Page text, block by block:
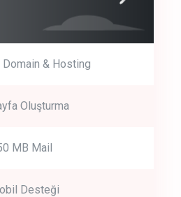
& Hosting
Oluşturma
MB Mail
Desteği